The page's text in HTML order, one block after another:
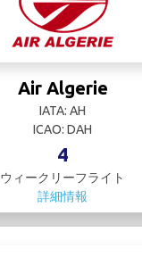
Air Algerie
IATA: AH
ICAO: DAH
4
ウィークリーフライト
詳細情報